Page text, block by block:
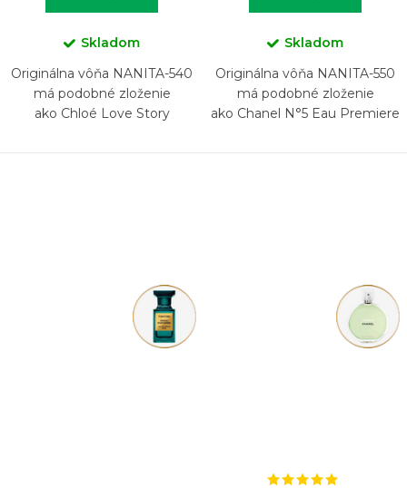
Skladom
Originálna vôňa NANITA-540
má podobné zloženie
ako Chloé Love Story
Skladom
Originálna vôňa NANITA-550
má podobné zloženie
ako Chanel N°5 Eau Premiere